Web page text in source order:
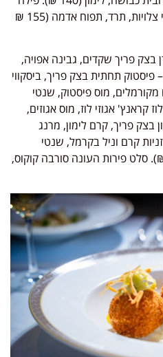
בר ים קרם כרובית, עגבניות שרי צלויות, תרד, תפוח אדמה (155 ₪
בצק פריך שקדים, גבינה אפויה,
פלמירה – פיסטוק תחתית בצק פריך, ביסקווי
מקורמלים, מוס פיסטוק, שנטי
אגוזי לוז קראנץ' אגוזי לוז, מוס אגוזים,
לימון בצק פריך, קרם לימון, מרנג
פחזניות קרם וניל בקרמל, שנטי
לבן, סבלה שקדים (56 ₪). סלט פירות העונה סורבה קוקוס,